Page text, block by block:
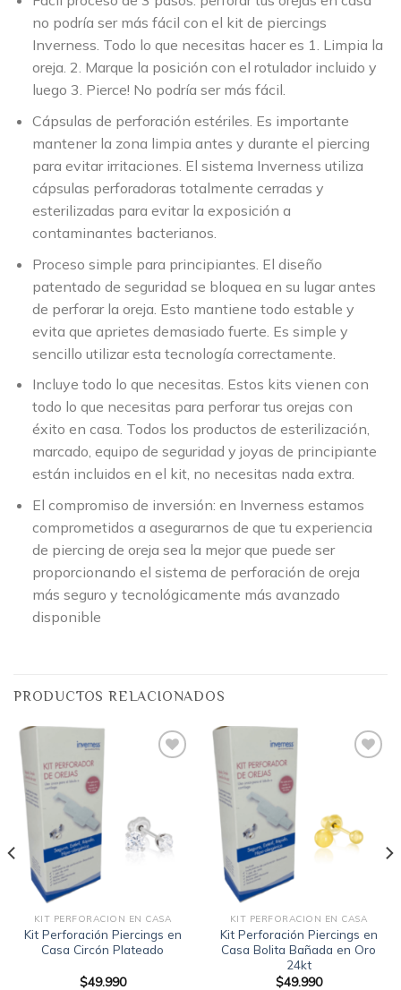
no podría ser más fácil con el kit de piercings
Inverness. Todo lo que necesitas hacer es 1. Limpia la
oreja. 2. Marque la posición con el rotulador incluido y
luego 3. Pierce! No podría ser más fácil.
Cápsulas de perforación estériles. Es importante
mantener la zona limpia antes y durante el piercing
para evitar irritaciones. El sistema Inverness utiliza
cápsulas perforadoras totalmente cerradas y
esterilizadas para evitar la exposición a
contaminantes bacterianos.
Proceso simple para principiantes. El diseño
patentado de seguridad se bloquea en su lugar antes
de perforar la oreja. Esto mantiene todo estable y
evita que aprietes demasiado fuerte. Es simple y
sencillo utilizar esta tecnología correctamente.
Incluye todo lo que necesitas. Estos kits vienen con
todo lo que necesitas para perforar tus orejas con
éxito en casa. Todos los productos de esterilización,
marcado, equipo de seguridad y joyas de principiante
están incluidos en el kit, no necesitas nada extra.
El compromiso de inversión: en Inverness estamos
comprometidos a asegurarnos de que tu experiencia
de piercing de oreja sea la mejor que puede ser
proporcionando el sistema de perforación de oreja
más seguro y tecnológicamente más avanzado
disponible
PRODUCTOS RELACIONADOS
deseos
KIT PERFORACION EN CASA
Kit Perforación Piercings en
Casa Circón Plateado
$49.990
KIT PERFORACION EN CASA
Kit Perforación Piercings en
Casa Bolita Bañada en Oro
24kt
$49.990